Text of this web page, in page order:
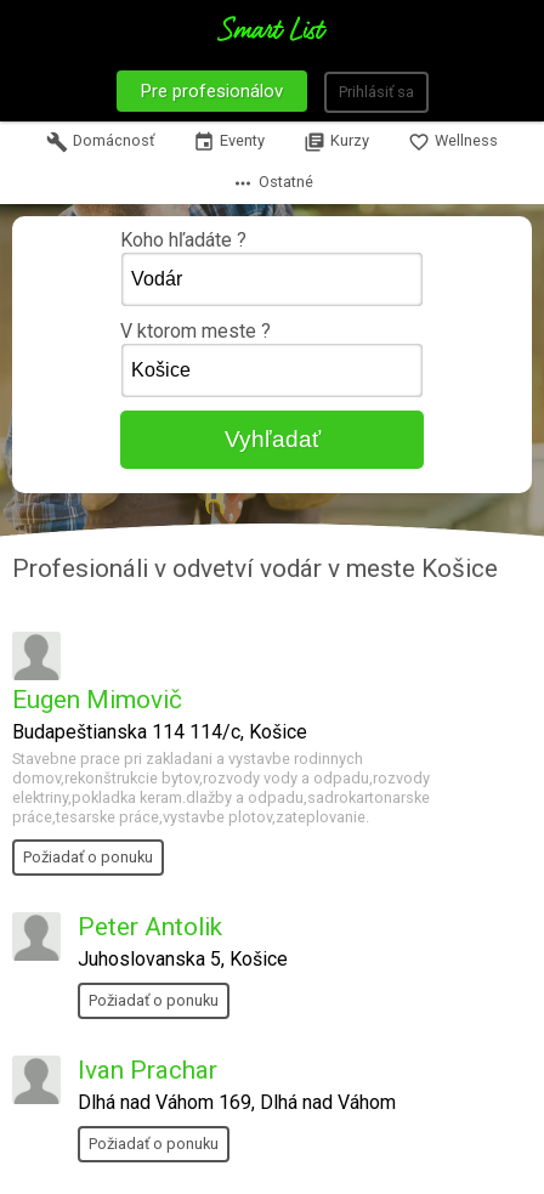
Pre profesionálov Prihlásiť sa
build Domácnosť event Eventy library_books Kurzy favorite_border Wellness
more_horiz Ostatné
Koho hľadáte ?
V ktorom meste ?
Profesionáli v odvetví vodár v meste Košice
Eugen Mimovič
Budapeštianska 114 114/c, Košice
Stavebne prace pri zakladani a vystavbe rodinnych
domov,rekonštrukcie bytov,rozvody vody a odpadu,rozvody
elektriny,pokladka keram.dlažby a odpadu,sadrokartonarske
práce,tesarske práce,vystavbe plotov,zateplovanie.
Požiadať o ponuku
Peter Antolik
Juhoslovanska 5, Košice
Požiadať o ponuku
Ivan Prachar
Dlhá nad Váhom 169, Dlhá nad Váhom
Požiadať o ponuku